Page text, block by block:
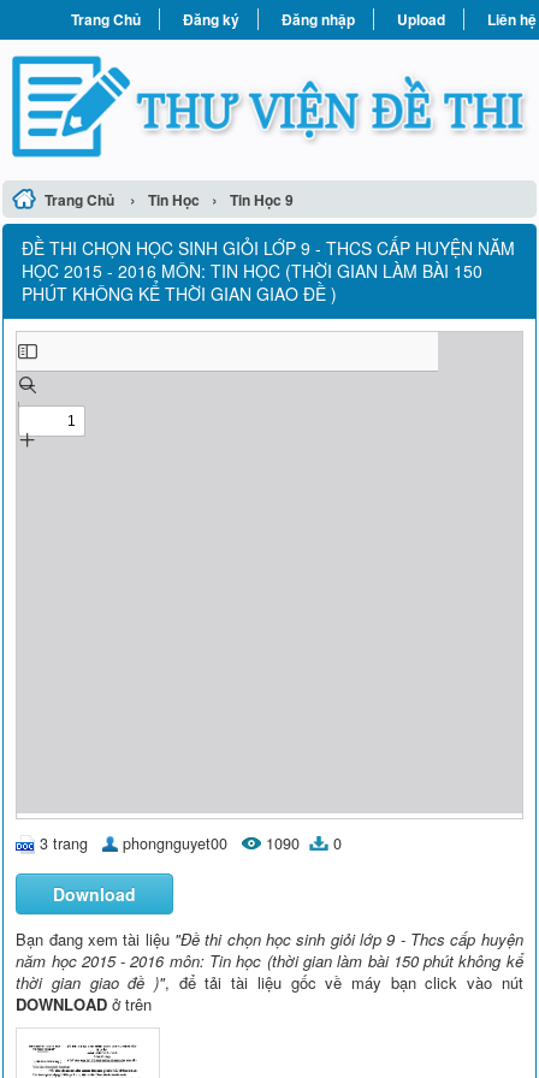
Trang Chủ Đăng ký Đăng nhập Upload Liên hệ
Trang Chủ › Tin Học › Tin Học 9
ĐỀ THI CHỌN HỌC SINH GIỎI LỚP 9 - THCS CẤP HUYỆN NĂM
HỌC 2015 - 2016 MÔN: TIN HỌC (THỜI GIAN LÀM BÀI 150
PHÚT KHÔNG KỂ THỜI GIAN GIAO ĐỀ )
3 trang phongnguyet00 1090 0
Download
Bạn đang xem tài liệu "Đề thi chọn học sinh giỏi lớp 9 - Thcs cấp huyện
năm học 2015 - 2016 môn: Tin học (thời gian làm bài 150 phút không kể
thời gian giao đề )", để tải tài liệu gốc về máy bạn click vào nút
DOWNLOAD ở trên